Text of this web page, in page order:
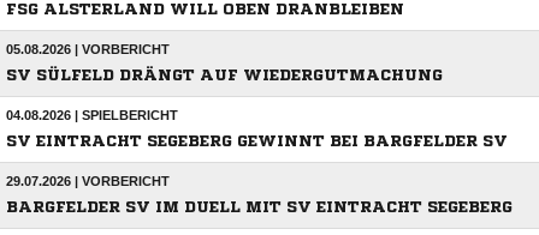
FSG ALSTERLAND WILL OBEN DRANBLEIBEN
05.08.2026 | VORBERICHT
SV SÜLFELD DRÄNGT AUF WIEDERGUTMACHUNG
04.08.2026 | SPIELBERICHT
SV EINTRACHT SEGEBERG GEWINNT BEI BARGFELDER SV
29.07.2026 | VORBERICHT
BARGFELDER SV IM DUELL MIT SV EINTRACHT SEGEBERG